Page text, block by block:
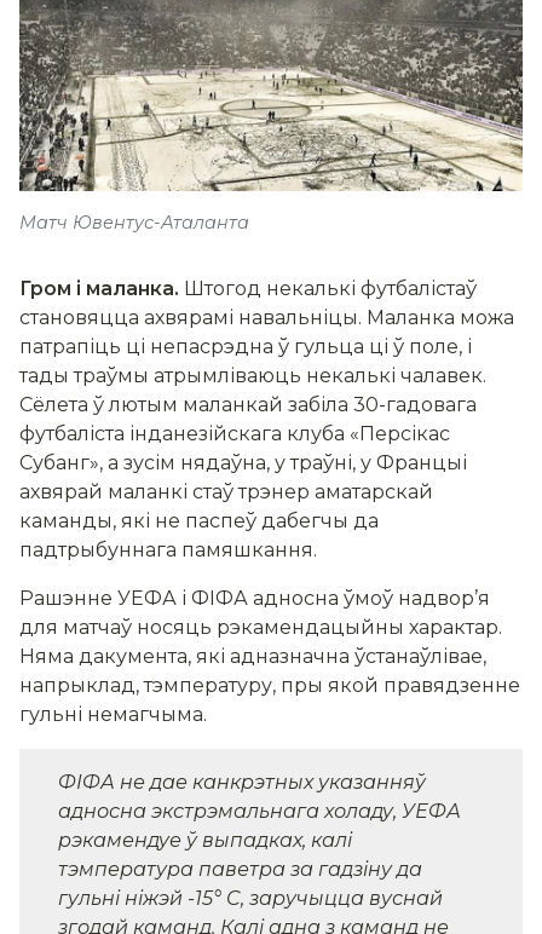
Матч Ювентус-Аталанта
Гром і маланка. Штогод некалькі футбалістаў
становяцца ахвярамі навальніцы. Маланка можа
патрапіць ці непасрэдна ў гульца ці ў поле, і
тады траўмы атрымліваюць некалькі чалавек.
Сёлета ў лютым маланкай забіла 30-гадовага
футбаліста інданезійскага клуба «Персікас
Субанг», а зусім нядаўна, у траўні, у Францыі
ахвярай маланкі стаў трэнер аматарскай
каманды, які не паспеў дабегчы да
падтрыбуннага памяшкання.
Рашэнне УЕФА і ФІФА адносна ўмоў надвор’я
для матчаў носяць рэкамендацыйны характар.
Няма дакумента, які адназначна ўстанаўлівае,
напрыклад, тэмпературу, пры якой правядзенне
гульні немагчыма.
ФІФА не дае канкрэтных указанняў
адносна экстрэмальнага холаду, УЕФА
рэкамендуе ў выпадках, калі
тэмпература паветра за гадзіну да
гульні ніжэй -15° C, заручыцца вуснай
згодай каманд. Калі адна з каманд не